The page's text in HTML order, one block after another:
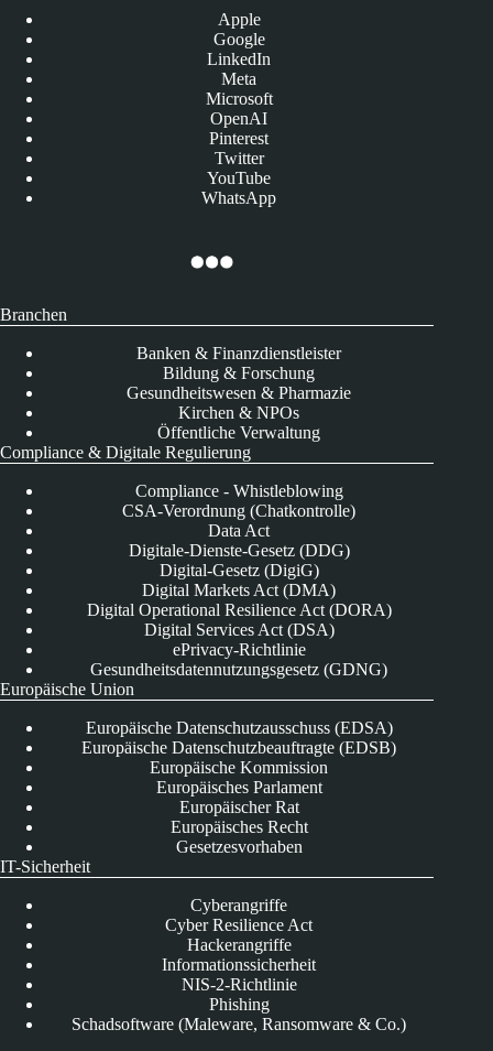
Apple
Google
LinkedIn
Meta
Microsoft
OpenAI
Pinterest
Twitter
YouTube
WhatsApp
Branchen
Banken & Finanzdienstleister
Bildung & Forschung
Gesundheitswesen & Pharmazie
Kirchen & NPOs
Öffentliche Verwaltung
Compliance & Digitale Regulierung
Compliance - Whistleblowing
CSA-Verordnung (Chatkontrolle)
Data Act
Digitale-Dienste-Gesetz (DDG)
Digital-Gesetz (DigiG)
Digital Markets Act (DMA)
Digital Operational Resilience Act (DORA)
Digital Services Act (DSA)
ePrivacy-Richtlinie
Gesundheitsdatennutzungsgesetz (GDNG)
Europäische Union
Europäische Datenschutzausschuss (EDSA)
Europäische Datenschutzbeauftragte (EDSB)
Europäische Kommission
Europäisches Parlament
Europäischer Rat
Europäisches Recht
Gesetzesvorhaben
IT-Sicherheit
Cyberangriffe
Cyber Resilience Act
Hackerangriffe
Informationssicherheit
NIS-2-Richtlinie
Phishing
Schadsoftware (Maleware, Ransomware & Co.)